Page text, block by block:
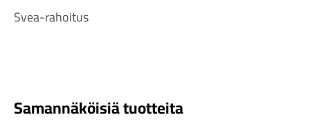
Svea-rahoitus
Samannäköisiä tuotteita